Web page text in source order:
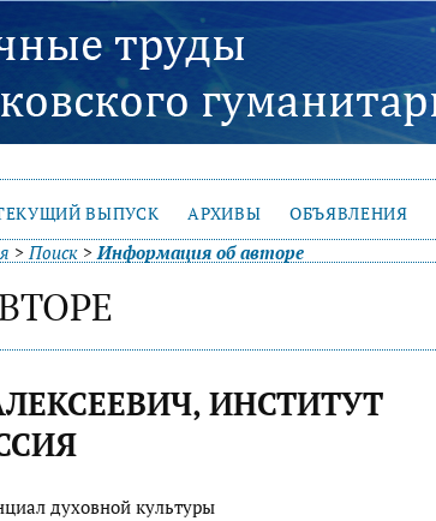
ВЫПУСК АРХИВЫ ОБЪЯВЛЕНИЯ
>Поиск >Информация об авторе
ИНСТИТУТ
духовной культуры